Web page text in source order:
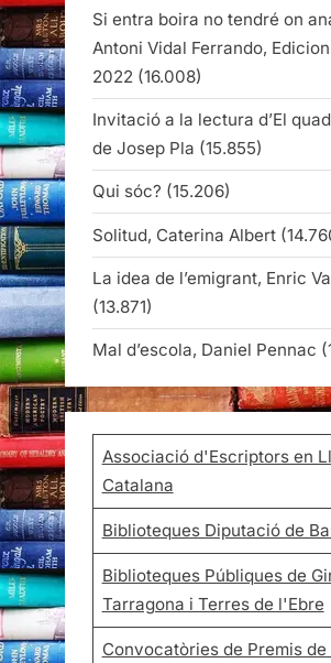
Si entra boira no tendré on
Antoni Vidal Ferrando,
2022 (16.008)
Invitació a la lectura d’El
de Josep Pla (15.855)
Qui sóc? (15.206)
Solitud, Caterina Albert
La idea de l’emigrant, Enric
(13.871)
Mal d’escola, Daniel Pennac
Associació d'Escriptors en
Catalana
Biblioteques Diputació de
Biblioteques Públiques de
Tarragona i Terres de l'Ebre
Convocatòries de Premis de